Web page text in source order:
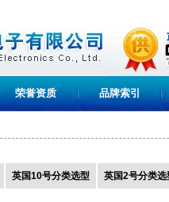
荣誉资质 品牌索引
英国10号分类选型 英国2号分类选